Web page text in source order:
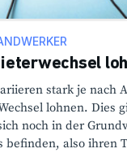
stark je nach
lohnen. Dies
noch in der
befinden, also ihren